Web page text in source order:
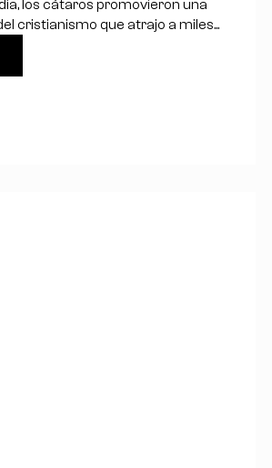
los cátaros promovieron una
cristianismo que atrajo a miles...